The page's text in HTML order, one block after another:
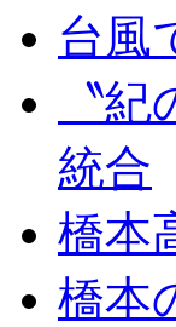
台風
〝
統合
橋本
橋本